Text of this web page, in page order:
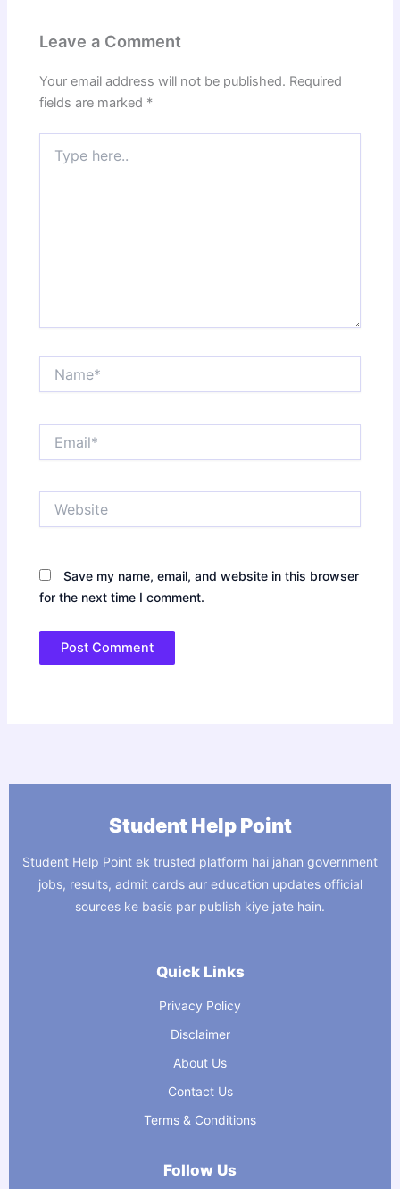
Leave a Comment
Your email address will not be published. Required
fields are marked *
here..
Save my name, email, and website in this browser
for the next time I comment.
Student Help Point
Student Help Point ek trusted platform hai jahan government
jobs, results, admit cards aur education updates official
sources ke basis par publish kiye jate hain.
Quick Links
Privacy Policy
Disclaimer
About Us
Contact Us
Terms & Conditions
Follow Us